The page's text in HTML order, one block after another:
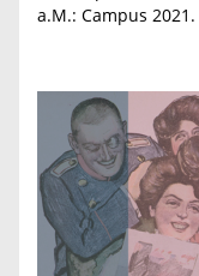
a.M.: Campus 2021.